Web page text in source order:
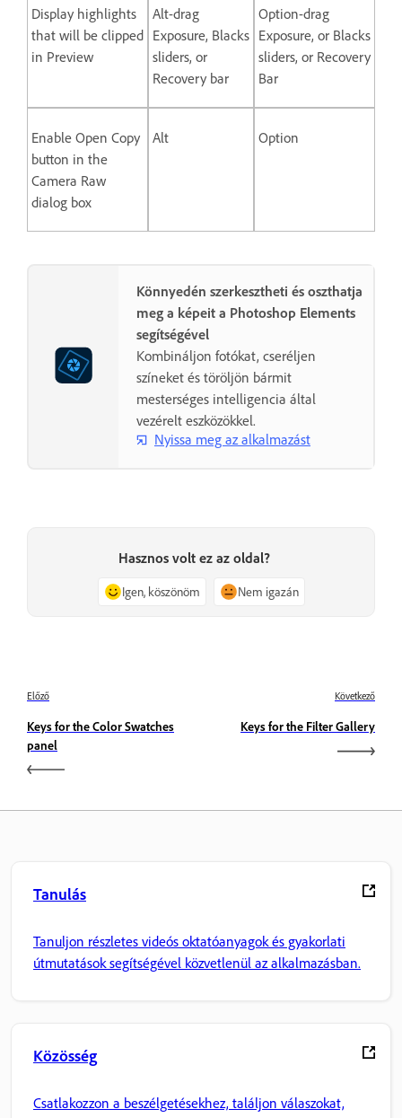
Display highlights
that will be clipped
in Preview
Alt-drag
Exposure, Blacks
sliders, or
Recovery bar
Option-drag
Exposure, or Blacks
sliders, or Recovery
Bar
Enable Open Copy
button in the
Camera Raw
dialog box
Alt Option
Könnyedén szerkesztheti és oszthatja
meg a képeit a Photoshop Elements
segítségével
Kombináljon fotókat, cseréljen
színeket és töröljön bármit
mesterséges intelligencia által
vezérelt eszközökkel.
Nyissa meg az alkalmazást
Hasznos volt ez az oldal?
Igen, köszönöm Nem igazán
Előző
Keys for the Color Swatches
panel
Következő
Keys for the Filter Gallery
Tanulás
Tanuljon részletes videós oktatóanyagok és gyakorlati
útmutatások segítségével közvetlenül az alkalmazásban.
Közösség
Csatlakozzon a beszélgetésekhez, találjon válaszokat,